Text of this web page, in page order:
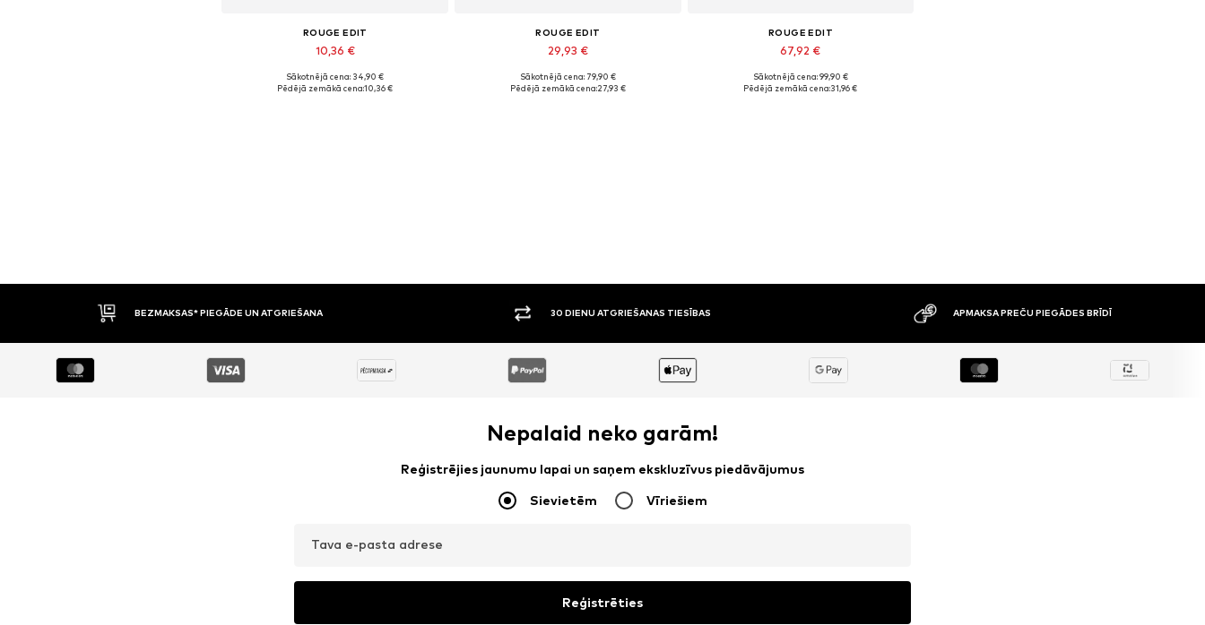
ROUGE EDIT
10,36 €
Pieejamie izmēri: XS, S, M, L
Sākotnējā cena: 34,90 €
Pēdējā zemākā cena:10,36 €
ROUGE EDIT
29,93 €
Pieejams daudzos izmēros
Sākotnējā cena: 79,90 €
Pēdējā zemākā cena:27,93 €
ROUGE EDIT
67,92 €
Pieejamie izmēri: 42
Sākotnējā cena: 99,90 €
Pēdējā zemākā cena:31,96 €
BEZMAKSAS* PIEGĀDE UN ATGRIEŠANA 30 DIENU ATGRIEŠANAS TIESĪBAS APMAKSA PREČU PIEGĀDES BRĪDĪ
Nepalaid neko garām!
Reģistrējies jaunumu lapai un saņem ekskluzīvus piedāvājumus
Sievietēm Vīriešiem
Tava e-pasta adrese
Reģistrēties